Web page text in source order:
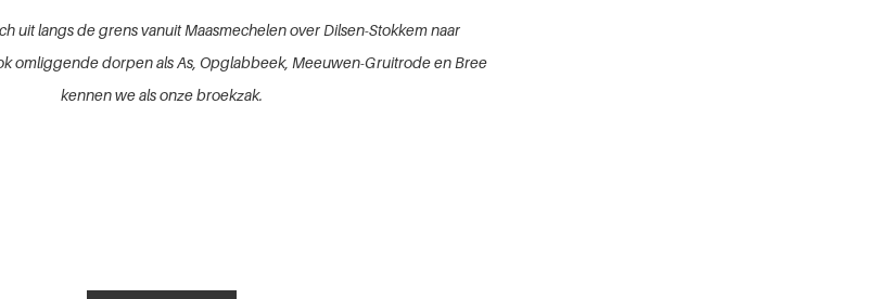
uit langs de grens vanuit Maasmechelen over Dilsen-Stokkem naar
omliggende dorpen als As, Opglabbeek, Meeuwen-Gruitrode en Bree
kennen we als onze broekzak.